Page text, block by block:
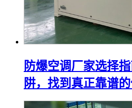
防爆空调厂家选择
阱，找到真正靠谱的